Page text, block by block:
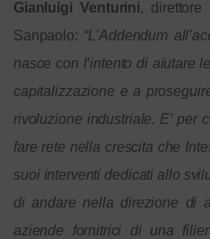
Gianluigi Venturini, direttore
Sanpaolo: “L’Addendum
nasce con l’intento di aiutare
capitalizzazione e a
rivoluzione industriale. E’ per
fare rete nella crescita che
suoi interventi dedicati allo
di andare nella direzione di
aziende fornitrici di una